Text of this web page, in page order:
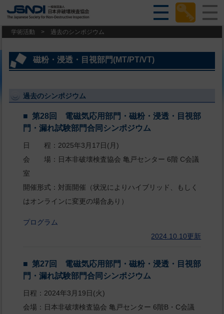
学術活動 > 過去のシンポジウム
磁粉・浸透・目視部門(MT/PT/VT)
過去のシンポジウム
第28回 電磁気応用部門・磁粉・浸透・目視部
門・漏れ試験部門合同シンポジウム
日 程：2025年3月17日(月)
会 場：日本非破壊検査協会 亀戸センター 6階 C会議
室
開催形式：対面開催（状況によりハイブリッド、もしく
はオンラインに変更の場合あり）
プログラム
2024.10.10更新
第27回 電磁気応用部門・磁粉・浸透・目視部
門・漏れ試験部門合同シンポジウム
日程：2024年3月19日(火)
会場：日本非破壊検査協会 亀戸センター 6階B・C会議